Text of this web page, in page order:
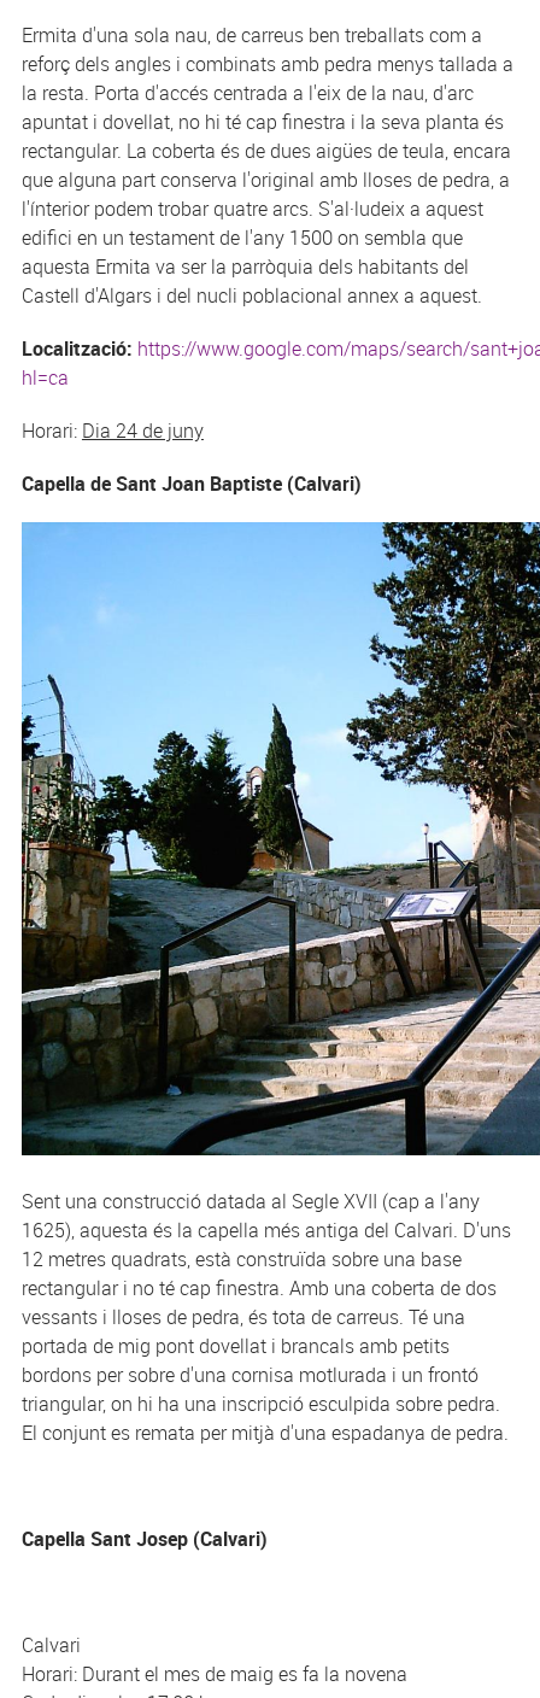
Ermita d'una sola nau, de carreus ben treballats com a
reforç dels angles i combinats amb pedra menys tallada a
la resta. Porta d'accés centrada a l'eix de la nau, d'arc
apuntat i dovellat, no hi té cap finestra i la seva planta és
rectangular. La coberta és de dues aigües de teula, encara
que alguna part conserva l'original amb lloses de pedra, a
l'ínterior podem trobar quatre arcs. S'al·ludeix a aquest
edifici en un testament de l'any 1500 on sembla que
aquesta Ermita va ser la parròquia dels habitants del
Castell d'Algars i del nucli poblacional annex a aquest.
Localització: https://www.google.com/maps/search/
hl=ca
Horari: Dia 24 de juny
Capella de Sant Joan Baptiste (Calvari)
Sent una construcció datada al Segle XVII (cap a l'any
1625), aquesta és la capella més antiga del Calvari. D'uns
12 metres quadrats, està construïda sobre una base
rectangular i no té cap finestra. Amb una coberta de dos
vessants i lloses de pedra, és tota de carreus. Té una
portada de mig pont dovellat i brancals amb petits
bordons per sobre d'una cornisa motlurada i un frontó
triangular, on hi ha una inscripció esculpida sobre pedra.
El conjunt es remata per mitjà d'una espadanya de pedra.
Capella Sant Josep (Calvari)
Calvari
Horari: Durant el mes de maig es fa la novena